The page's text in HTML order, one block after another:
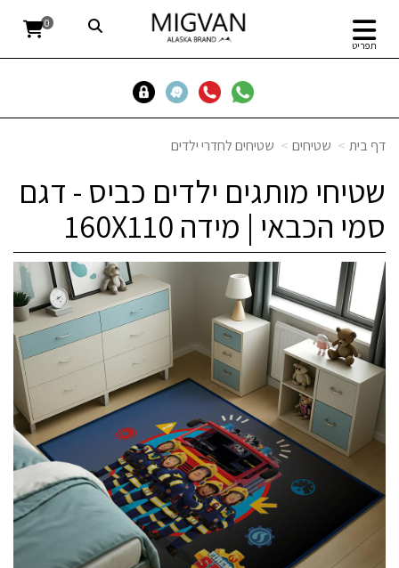
תפריט
0
דף בית שטיחים שטיחים לחדרי ילדים
שטיחי מותגים ילדים כביס - דגם
סמי הכבאי | מידה 160X110